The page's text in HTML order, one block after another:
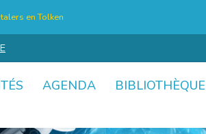
en Tolken
AGENDA BIBLIOTHÈQUE